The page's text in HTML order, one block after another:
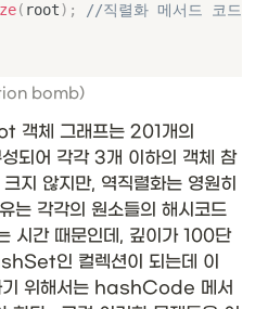
( root) ;
//직렬화 메서드 코드
bomb)
체 그래프는 201개의
되어 각각 3개 이하의 객체 참
지 않지만, 역직렬화는 영원히
는 각각의 원소들의 해시코드
시간 때문인데, 깊이가 100단
인 컬렉션이 되는데 이
위해서는 hashCode 메서